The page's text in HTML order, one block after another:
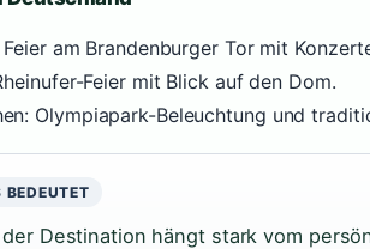
Feier am Brandenburger Tor mit
Feier mit Blick auf den Dom.
Olympiapark-Beleuchtung und
BEDEUTET
der Destination hängt stark vom